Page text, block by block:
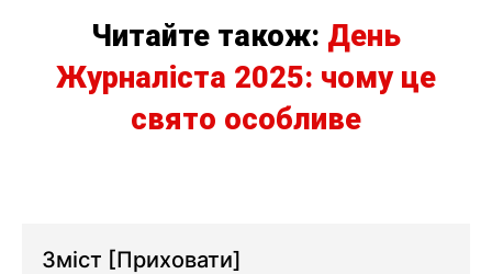
Читайте також: День
Журналіста 2025: чому це
свято особливе
Зміст [Приховати]